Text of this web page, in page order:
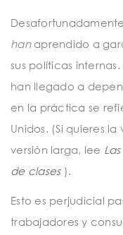
han aprendido a
sus políticas
han llegado a
en la práctica se
Unidos. (Si quieres
versión larga, lee
de clases).
Esto es perjudicial
trabajadores y